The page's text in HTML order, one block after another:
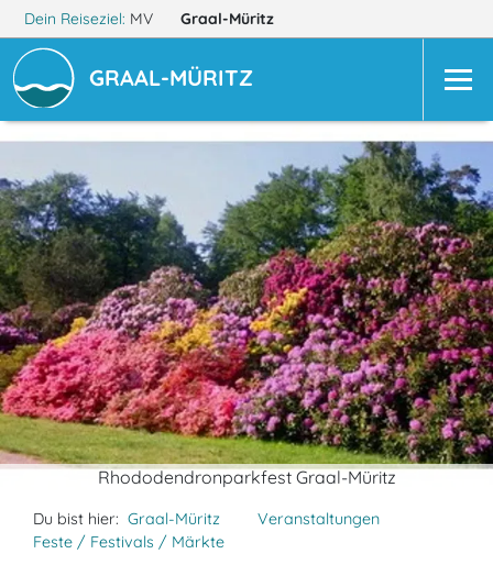
Dein Reiseziel: MV Graal-Müritz
GRAAL-MÜRITZ
Rhododendronparkfest Graal-Müritz
Du bist hier: Graal-Müritz
Veranstaltungen
Feste / Festivals / Märkte